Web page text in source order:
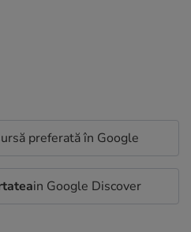
preferată în Google
in Google Discover